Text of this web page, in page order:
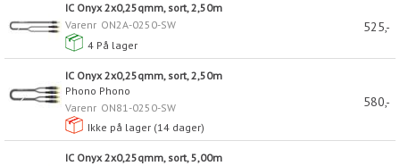
IC Onyx 2x0,25qmm, sort, 2,50m
Varenr ON2A-0250-SW
4 På lager
525,-
IC Onyx 2x0,25qmm, sort, 2,50m
Phono Phono
Varenr ON81-0250-SW
Ikke på lager (14 dager)
580,-
IC Onyx 2x0,25qmm, sort, 5,00m